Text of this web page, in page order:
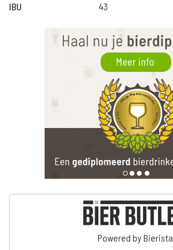
IBU
43
Powered by Bierista